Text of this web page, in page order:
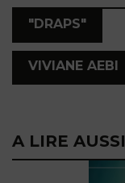
"DRAPS"
VIVIANE AEBI
A LIRE AUSSI